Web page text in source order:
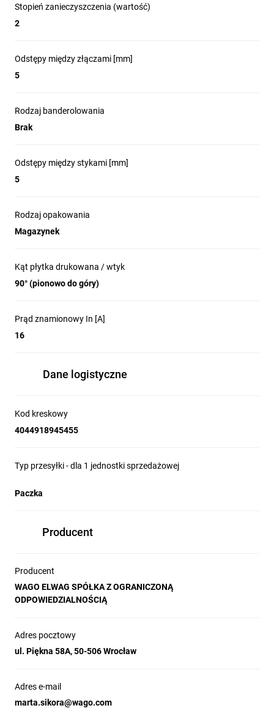
Stopień zanieczyszczenia (wartość)
2
Odstępy między złączami [mm]
5
Rodzaj banderolowania
Brak
Odstępy między stykami [mm]
5
Rodzaj opakowania
Magazynek
Kąt płytka drukowana / wtyk
90° (pionowo do góry)
Prąd znamionowy In [A]
16
Dane logistyczne
Kod kreskowy
4044918945455
Typ przesyłki - dla 1 jednostki sprzedażowej
Paczka
Producent
Producent
WAGO ELWAG SPÓŁKA Z OGRANICZONĄ
ODPOWIEDZIALNOŚCIĄ
Adres pocztowy
ul. Piękna 58A, 50-506 Wrocław
Adres e-mail
marta.sikora@wago.com